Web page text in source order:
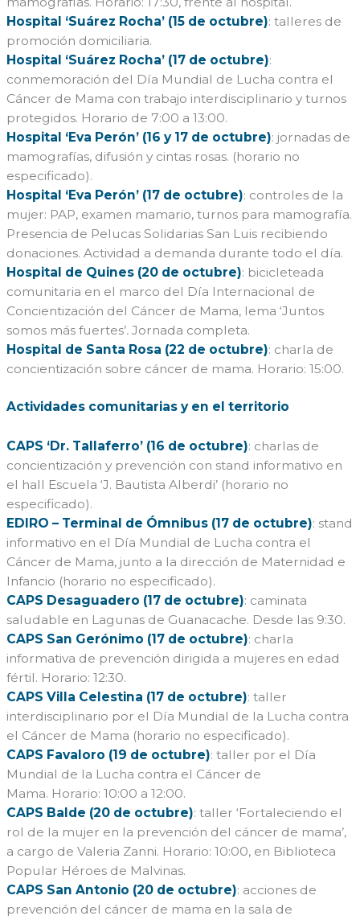
Hospital ‘Suárez Rocha’ (15 de octubre): talleres de
promoción domiciliaria.
Hospital ‘Suárez Rocha’ (17 de octubre):
conmemoración del Día Mundial de Lucha contra el
Cáncer de Mama con trabajo interdisciplinario y turnos
protegidos. Horario de 7:00 a 13:00.
Hospital ‘Eva Perón’ (16 y 17 de octubre): jornadas de
mamografías, difusión y cintas rosas. (horario no
especificado).
Hospital ‘Eva Perón’ (17 de octubre): controles de la
mujer: PAP, examen mamario, turnos para mamografía.
Presencia de Pelucas Solidarias San Luis recibiendo
donaciones. Actividad a demanda durante todo el día.
Hospital de Quines (20 de octubre): bicicleteada
comunitaria en el marco del Día Internacional de
Concientización del Cáncer de Mama, lema ‘Juntos
somos más fuertes’. Jornada completa.
Hospital de Santa Rosa (22 de octubre): charla de
concientización sobre cáncer de mama. Horario: 15:00.
Actividades comunitarias y en el territorio
CAPS ‘Dr. Tallaferro’ (16 de octubre): charlas de
concientización y prevención con stand informativo en
el hall Escuela ‘J. Bautista Alberdi’ (horario no
especificado).
EDIRO – Terminal de Ómnibus (17 de octubre): stand
informativo en el Día Mundial de Lucha contra el
Cáncer de Mama, junto a la dirección de Maternidad e
Infancio (horario no especificado).
CAPS Desaguadero (17 de octubre): caminata
saludable en Lagunas de Guanacache. Desde las 9:30.
CAPS San Gerónimo (17 de octubre): charla
informativa de prevención dirigida a mujeres en edad
fértil. Horario: 12:30.
CAPS Villa Celestina (17 de octubre): taller
interdisciplinario por el Día Mundial de la Lucha contra
el Cáncer de Mama (horario no especificado).
CAPS Favaloro (19 de octubre): taller por el Día
Mundial de la Lucha contra el Cáncer de
Mama. Horario: 10:00 a 12:00.
CAPS Balde (20 de octubre): taller ‘Fortaleciendo el
rol de la mujer en la prevención del cáncer de mama’,
a cargo de Valeria Zanni. Horario: 10:00, en Biblioteca
Popular Héroes de Malvinas.
CAPS San Antonio (20 de octubre): acciones de
prevención del cáncer de mama en la sala de